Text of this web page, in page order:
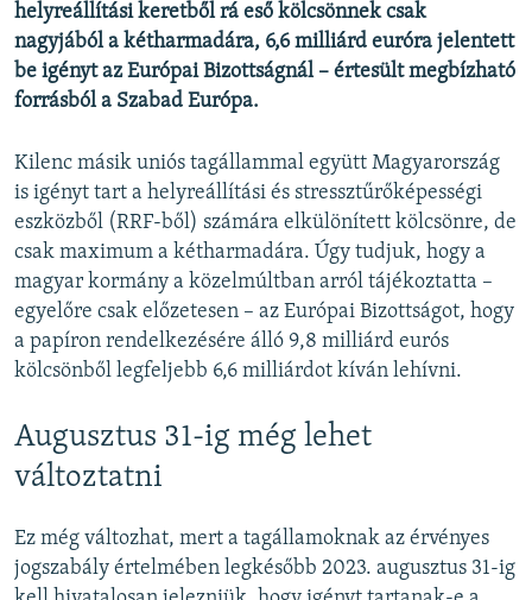
Valamennyi RFE/RL weboldal
helyreállítási keretből rá eső kölcsönnek csak
nagyjából a kétharmadára, 6,6 milliárd euróra jelentett
be igényt az Európai Bizottságnál – értesült megbízható
forrásból a Szabad Európa.
Kilenc másik uniós tagállammal együtt Magyarország
is igényt tart a helyreállítási és stressztűrőképességi
eszközből (RRF-ből) számára elkülönített kölcsönre, de
csak maximum a kétharmadára. Úgy tudjuk, hogy a
magyar kormány a közelmúltban arról tájékoztatta –
egyelőre csak előzetesen – az Európai Bizottságot, hogy
a papíron rendelkezésére álló 9,8 milliárd eurós
kölcsönből legfeljebb 6,6 milliárdot kíván lehívni.
Augusztus 31-ig még lehet
változtatni
Ez még változhat, mert a tagállamoknak az érvényes
jogszabály értelmében legkésőbb 2023. augusztus 31-ig